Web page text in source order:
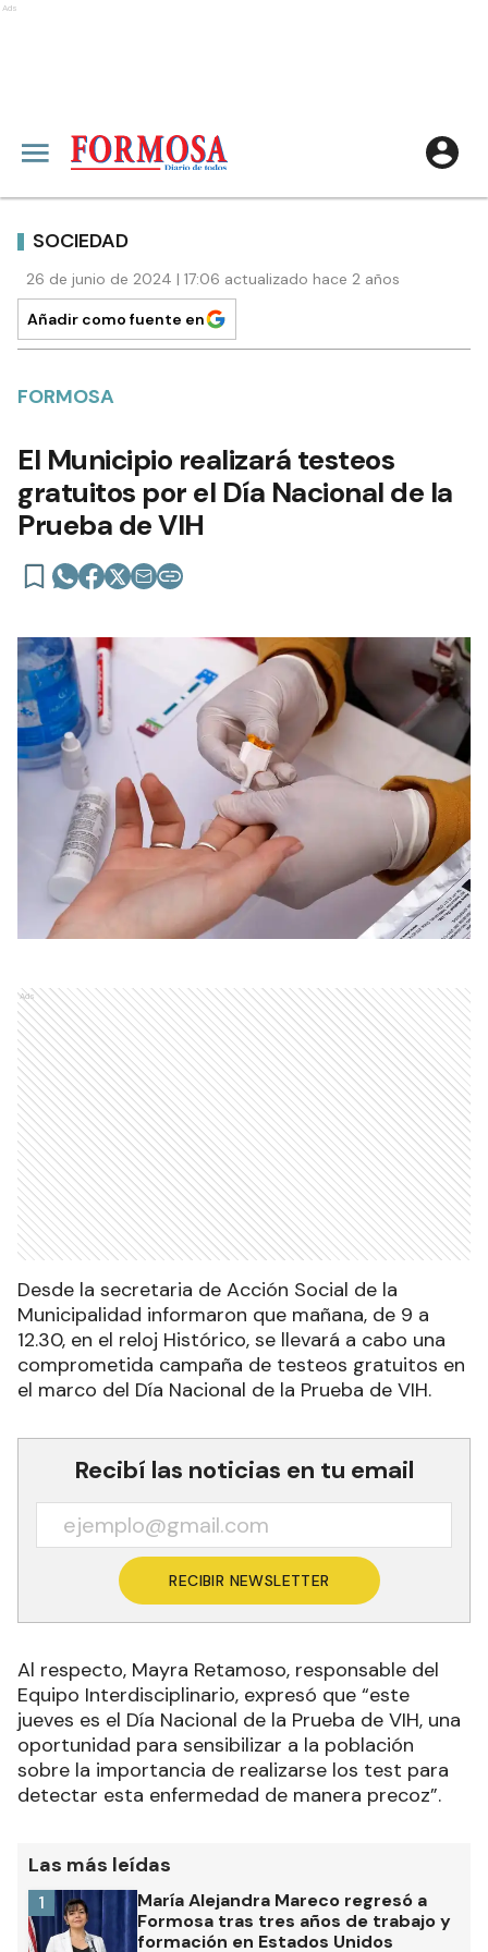
Ads
SOCIEDAD
26 de junio de 2024 | 17:06 actualizado hace 2 años
Añadir como fuente en
FORMOSA
El Municipio realizará testeos
gratuitos por el Día Nacional de la
Prueba de VIH
Ads
Desde la secretaria de Acción Social de la
Municipalidad informaron que mañana, de 9 a
12.30, en el reloj Histórico, se llevará a cabo una
comprometida campaña de testeos gratuitos en
el marco del Día Nacional de la Prueba de VIH.
Recibí las noticias en tu email
RECIBIR NEWSLETTER
Al respecto, Mayra Retamoso, responsable del
Equipo Interdisciplinario, expresó que “este
jueves es el Día Nacional de la Prueba de VIH, una
oportunidad para sensibilizar a la población
sobre la importancia de realizarse los test para
detectar esta enfermedad de manera precoz”.
Las más leídas
María Alejandra Mareco regresó a
Formosa tras tres años de trabajo y
formación en Estados Unidos
1